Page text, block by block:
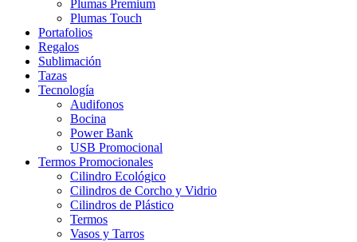
Plumas Premium
Plumas Touch
Portafolios
Regalos
Sublimación
Tazas
Tecnología
Audifonos
Bocina
Power Bank
USB Promocional
Termos Promocionales
Cilindro Ecológico
Cilindros de Corcho y Vidrio
Cilindros de Plástico
Termos
Vasos y Tarros